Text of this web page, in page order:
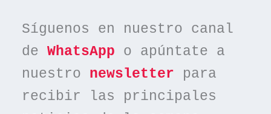
Síguenos en nuestro canal
de WhatsApp o apúntate a
nuestro newsletter para
recibir las principales